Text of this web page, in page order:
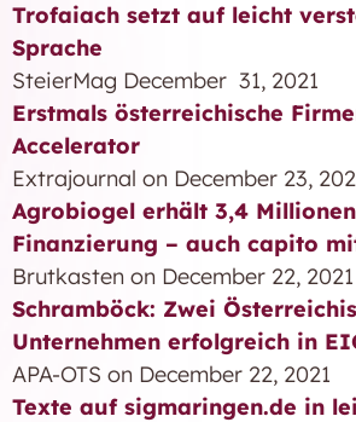
Trofaiach setzt auf leicht
Sprache
SteierMag December 31, 2021
Erstmals österreichische
Accelerator
Extrajournal on December 23,
Agrobiogel erhält 3,4
Finanzierung – auch capito
Brutkasten on December 22, 2021
Schramböck: Zwei
Unternehmen erfolgreich in
APA-OTS on December 22, 2021
Texte auf sigmaringen.de in